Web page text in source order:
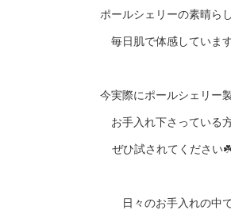
ポールシェリーの素晴ら
毎日肌で体感しています
今実際にポールシェリー
お手入れ下さっている
ぜひ試されてください
日々のお手入れの中